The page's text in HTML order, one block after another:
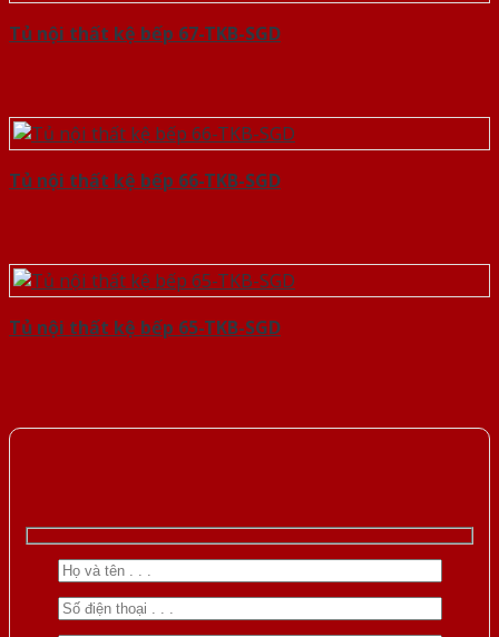
Tủ nội thất kệ bếp 67-TKB-SGD
Tủ nội thất kệ bếp 66-TKB-SGD
Tủ nội thất kệ bếp 65-TKB-SGD